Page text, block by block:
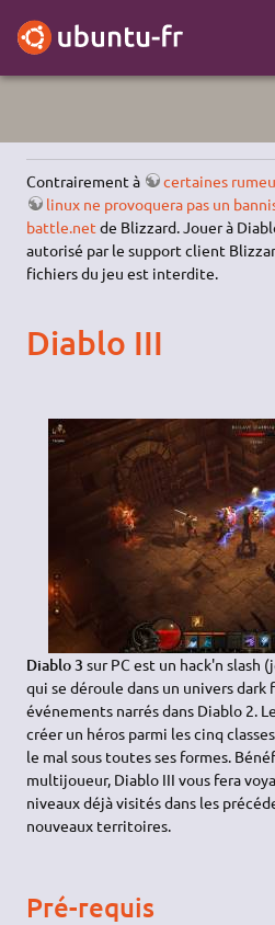
Contrairement à certaines
linux ne provoquera pas un
battle.net de Blizzard. Jouer à
autorisé par le support client
fichiers du jeu est interdite.
Diablo III
Diablo 3 sur PC est un hack'n slash
qui se déroule dans un univers dark
événements narrés dans Diablo 2.
créer un héros parmi les cinq
le mal sous toutes ses formes.
multijoueur, Diablo III vous fera
niveaux déjà visités dans les
nouveaux territoires.
Pré-requis